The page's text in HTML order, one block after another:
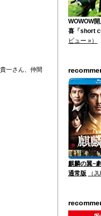
一さん、仲間
WOWOW
喜「short
ビュー »）
麒麟の翼~
通常版
（